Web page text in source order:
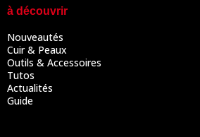
à découvrir
Nouveautés
Cuir & Peaux
Outils & Accessoires
Tutos
Actualités
Guide